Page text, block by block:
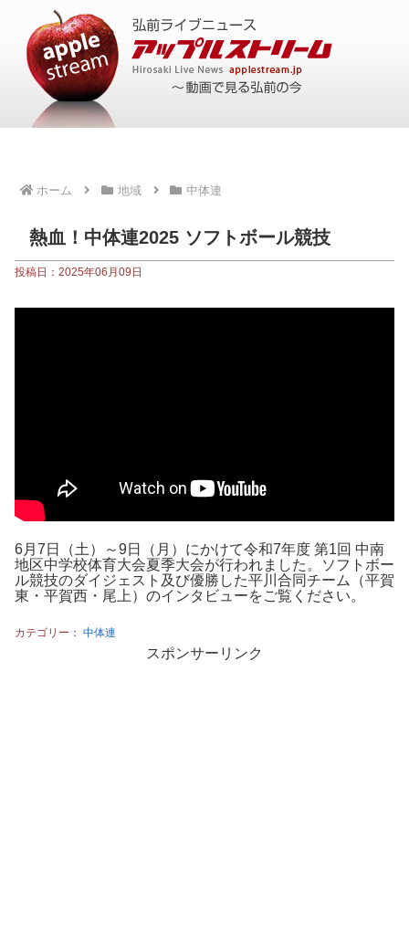
ホーム 地域 中体連
熱血！中体連2025 ソフトボール競技
投稿日：2025年06月09日
6月7日（土）～9日（月）にかけて令和7年度 第1回 中南
地区中学校体育大会夏季大会が行われました。ソフトボー
ル競技のダイジェスト及び優勝した平川合同チーム（平賀
東・平賀西・尾上）のインタビューをご覧ください。
カテゴリー： 中体連
スポンサーリンク